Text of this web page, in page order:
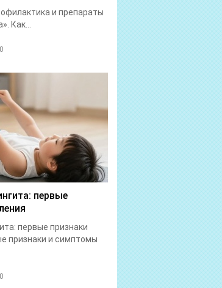
и препараты
Как...
первые
первые признаки
признаки и симптомы